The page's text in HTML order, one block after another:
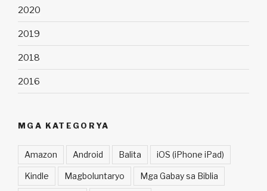
2020
2019
2018
2016
MGA KATEGORYA
Amazon Android Balita iOS (iPhone iPad)
Kindle Magboluntaryo Mga Gabay sa Biblia